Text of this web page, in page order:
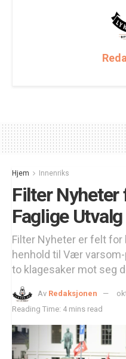
Hjem Innenriks
Filter Nyheter
Faglige
Filter Nyheter er felt for
henhold til Vær
to klagesaker mot seg
Av Redaksjonen
Reading Time: 4 mins read